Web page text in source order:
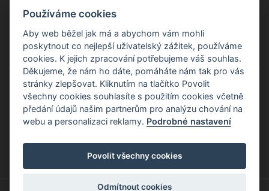
+420 777 850 465
Používáme cookies
Aby web běžel jak má a abychom vám mohli
poskytnout co nejlepší uživatelský zážitek, používáme
cookies. K jejich zpracování potřebujeme váš souhlas.
Děkujeme, že nám ho dáte, pomáháte nám tak pro vás
stránky zlepšovat. Kliknutím na tlačítko Povolit
všechny cookies souhlasíte s použitím cookies včetně
předání údajů našim partnerům pro analýzu chování na
webu a personalizaci reklamy. Podrobné nastavení
Povolit všechny cookies
Odmítnout cookies